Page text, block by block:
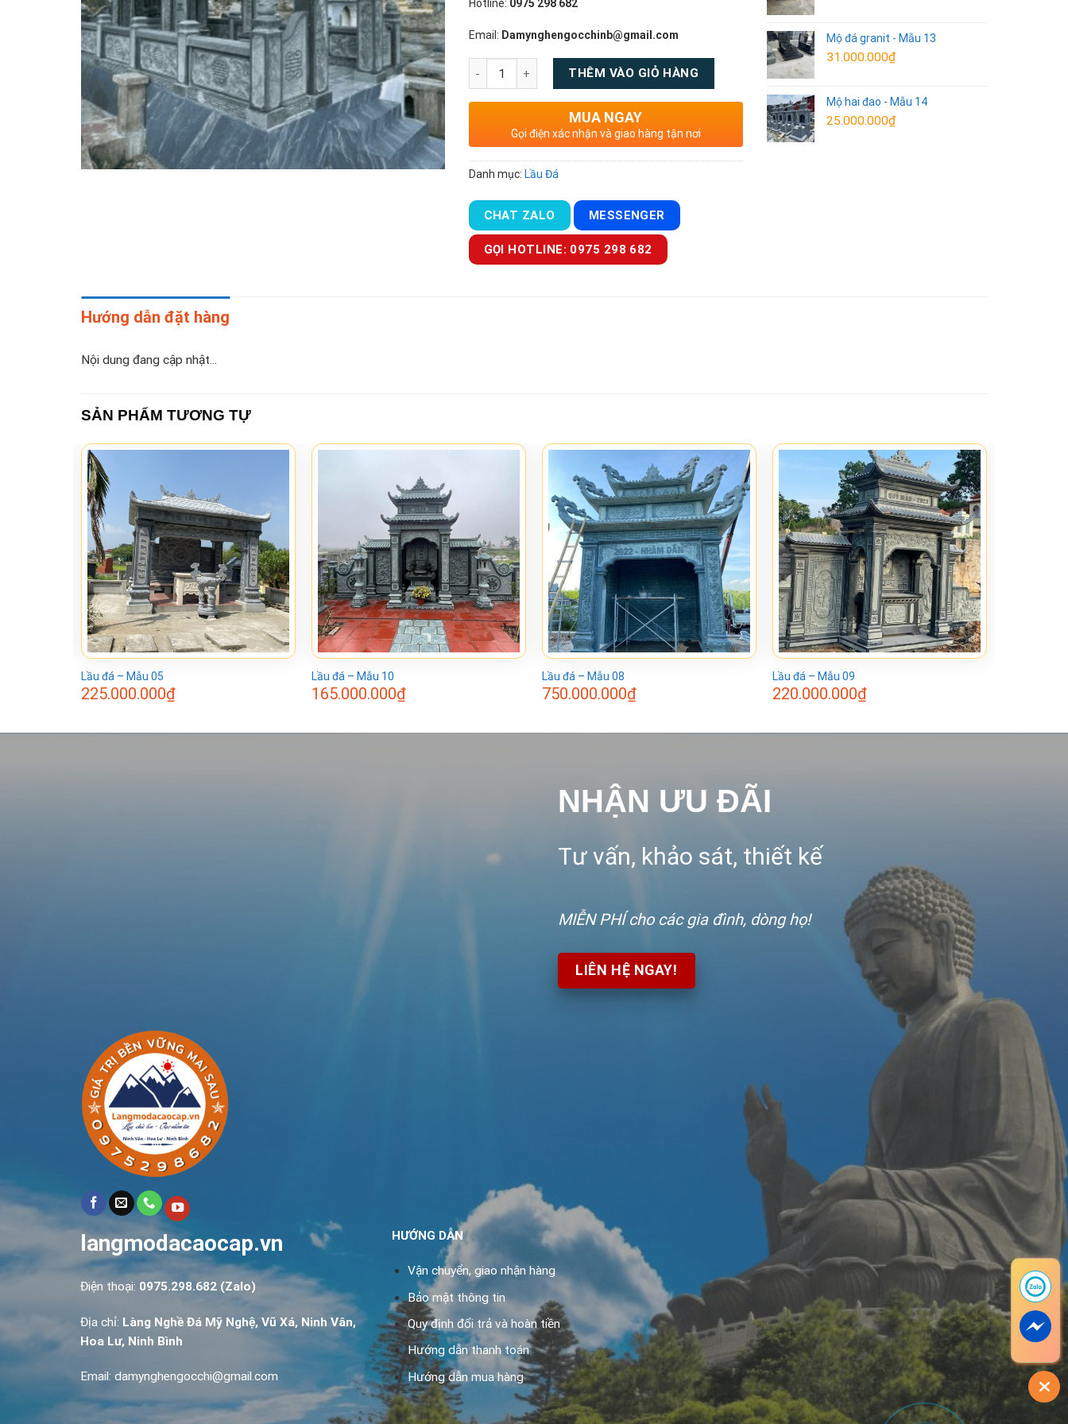
Hotline: 0975 298 682
Email: Damynghengocchinb@gmail.com
THÊM VÀO GIỎ HÀNG
MUA NGAY
Gọi điện xác nhận và giao hàng tận nơi
Danh mục: Lầu Đá
CHAT ZALO MESSENGER
GỌI HOTLINE: 0975 298 682
Mộ đá granit - Mẫu 13
31.000.000₫
Mộ hai đao - Mẫu 14
25.000.000₫
Hướng dẫn đặt hàng
Nội dung đang cập nhật...
SẢN PHẨM TƯƠNG TỰ
Lầu đá – Mẫu 05
225.000.000₫
Lầu đá – Mẫu 10
165.000.000₫
Lầu đá – Mẫu 08
750.000.000₫
Lầu đá – Mẫu 09
220.000.000₫
NHẬN ƯU ĐÃI
Tư vấn, khảo sát, thiết kế
MIỄN PHÍ cho các gia đình, dòng họ!
LIÊN HỆ NGAY!
langmodacaocap.vn
Điện thoại: 0975.298.682 (Zalo)
Địa chỉ: Làng Nghề Đá Mỹ Nghệ, Vũ Xá, Ninh Vân,
Hoa Lư, Ninh Bình
Email: damynghengocchi@gmail.com
HƯỚNG DẪN
Vận chuyển, giao nhận hàng
Bảo mật thông tin
Quy định đổi trả và hoàn tiền
Hướng dẫn thanh toán
Hướng dẫn mua hàng